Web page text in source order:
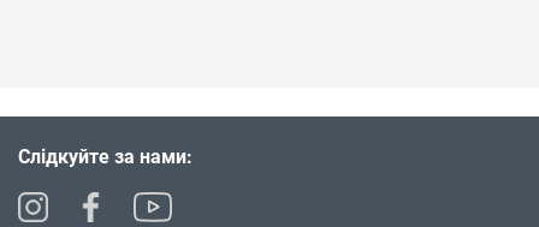
Слідкуйте за нами: